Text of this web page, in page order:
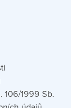
106/1999 Sb.